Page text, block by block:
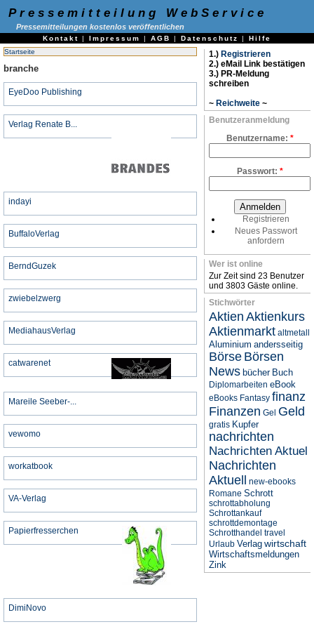
Pressemitteilung WebService
Pressemitteilungen kostenlos veröffentlichen
Kontakt | Impressum | AGB | Datenschutz | Hilfe
Startseite
branche
EyeDoo Publishing
Verlag Renate B...
indayi
BuffaloVerlag
BerndGuzek
zwiebelzwerg
MediahausVerlag
catwarenet
Mareile Seeber-...
vewomo
workatbook
VA-Verlag
Papierfresserchen
DimiNovo
1.) Registrieren
2.) eMail Link bestätigen
3.) PR-Meldung
schreiben
~ Reichweite ~
Benutzeranmeldung
Benutzername: *
Passwort: *
Registrieren
Neues Passwort
anfordern
Wer ist online
Zur Zeit sind 23 Benutzer
und 3803 Gäste online.
Stichwörter
Aktien Aktienkurs
Aktienmarkt altmetall
Aluminium andersseitig
Börse Börsen
News bücher Buch
Diplomarbeiten eBook
eBooks Fantasy finanz
Finanzen Gel Geld
gratis Kupfer
nachrichten
Nachrichten Aktuel
Nachrichten
Aktuell
new-ebooks
Romane Schrott
schrottabholung
Schrottankauf
schrottdemontage
Schrotthandel travel
Urlaub Verlag wirtschaft
Wirtschaftsmeldungen
Zink